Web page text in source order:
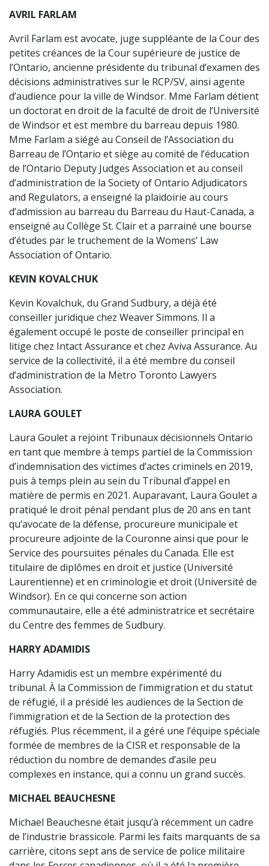
AVRIL FARLAM
Avril Farlam est avocate, juge suppléante de la Cour des
petites créances de la Cour supérieure de justice de
l’Ontario, ancienne présidente du tribunal d’examen des
décisions administratives sur le RCP/SV, ainsi agente
d’audience pour la ville de Windsor. Mme Farlam détient
un doctorat en droit de la faculté de droit de l’Université
de Windsor et est membre du barreau depuis 1980.
Mme Farlam a siégé au Conseil de l’Association du
Barreau de l’Ontario et siège au comité de l’éducation
de l’Ontario Deputy Judges Association et au conseil
d’administration de la Society of Ontario Adjudicators
and Regulators, a enseigné la plaidoirie au cours
d’admission au barreau du Barreau du Haut-Canada, a
enseigné au Collège St. Clair et a parrainé une bourse
d’études par le truchement de la Womens’ Law
Association of Ontario.
KEVIN KOVALCHUK
Kevin Kovalchuk, du Grand Sudbury, a déjà été
conseiller juridique chez Weaver Simmons. Il a
également occupé le poste de conseiller principal en
litige chez Intact Assurance et chez Aviva Assurance. Au
service de la collectivité, il a été membre du conseil
d’administration de la Metro Toronto Lawyers
Association.
LAURA GOULET
Laura Goulet a rejoint Tribunaux décisionnels Ontario
en tant que membre à temps partiel de la Commission
d’indemnisation des victimes d’actes criminels en 2019,
puis à temps plein au sein du Tribunal d’appel en
matière de permis en 2021. Auparavant, Laura Goulet a
pratiqué le droit pénal pendant plus de 20 ans en tant
qu’avocate de la défense, procureure municipale et
procureure adjointe de la Couronne ainsi que pour le
Service des poursuites pénales du Canada. Elle est
titulaire de diplômes en droit et justice (Université
Laurentienne) et en criminologie et droit (Université de
Windsor). En ce qui concerne son action
communautaire, elle a été administratrice et secrétaire
du Centre des femmes de Sudbury.
HARRY ADAMIDIS
Harry Adamidis est un membre expérimenté du
tribunal. À la Commission de l’immigration et du statut
de réfugié, il a présidé les audiences de la Section de
l’immigration et de la Section de la protection des
réfugiés. Plus récemment, il a géré une l’équipe spéciale
formée de membres de la CISR et responsable de la
réduction du nombre de demandes d’asile peu
complexes en instance, qui a connu un grand succès.
MICHAEL BEAUCHESNE
Michael Beauchesne était jusqu’à récemment un cadre
de l’industrie brassicole. Parmi les faits marquants de sa
carrière, citons sept ans de service de police militaire